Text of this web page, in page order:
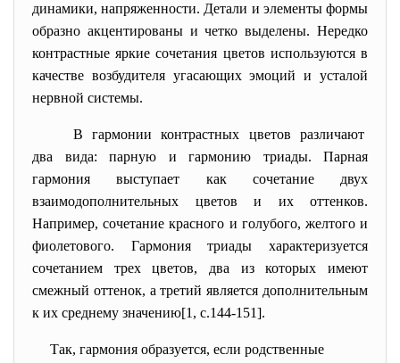
динамики, напряженности. Детали и элементы формы
образно акцентированы и четко выделены. Нередко
контрастные яркие сочетания цветов используются в
качестве возбудителя угасающих эмоций и усталой
нервной системы.
В гармонии контрастных цветов различают
два вида: парную и гармонию триады. Парная
гармония выступает как сочетание двух
взаимодополнительных цветов и их оттенков.
Например, сочетание красного и голубого, желтого и
фиолетового. Гармония триады характеризуется
сочетанием трех цветов, два из которых имеют
смежный оттенок, а третий является дополнительным
к их среднему значению[1, с.144-151].
Так, гармония образуется, если родственные